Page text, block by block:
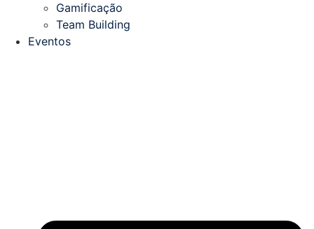
Gamificação
Team Building
Eventos